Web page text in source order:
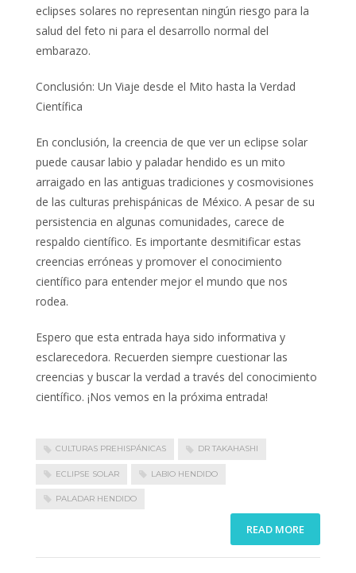
eclipses solares no representan ningún riesgo para la
salud del feto ni para el desarrollo normal del
embarazo.
Conclusión: Un Viaje desde el Mito hasta la Verdad
Científica
En conclusión, la creencia de que ver un eclipse solar
puede causar labio y paladar hendido es un mito
arraigado en las antiguas tradiciones y cosmovisiones
de las culturas prehispánicas de México. A pesar de su
persistencia en algunas comunidades, carece de
respaldo científico. Es importante desmitificar estas
creencias erróneas y promover el conocimiento
científico para entender mejor el mundo que nos
rodea.
Espero que esta entrada haya sido informativa y
esclarecedora. Recuerden siempre cuestionar las
creencias y buscar la verdad a través del conocimiento
científico. ¡Nos vemos en la próxima entrada!
CULTURAS PREHISPÁNICAS DR TAKAHASHI
ECLIPSE SOLAR LABIO HENDIDO
PALADAR HENDIDO
READ MORE